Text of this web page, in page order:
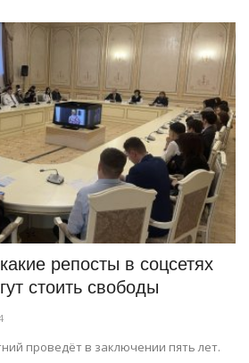
репосты в соцсетях
стоить свободы
проведёт в заключении пять лет.